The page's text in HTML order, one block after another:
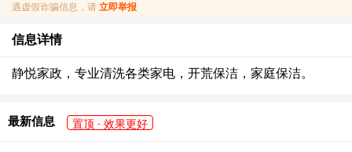
遇虚假诈骗信息，请 立即举报
信息详情
静悦家政，专业清洗各类家电，开荒保洁，家庭保洁。
最新信息 置顶 · 效果更好